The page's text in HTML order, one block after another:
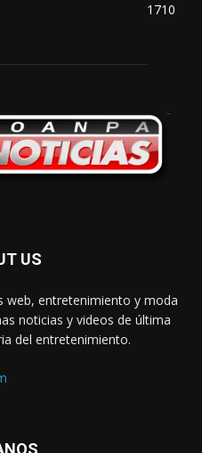
1710
US
web, entretenimiento y moda
noticias y videos de última
del entretenimiento.